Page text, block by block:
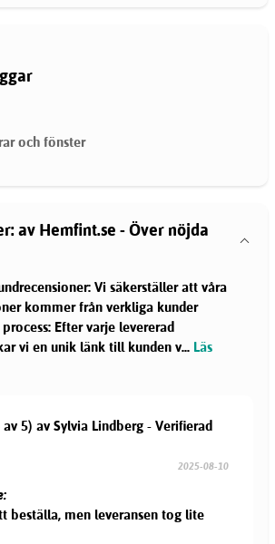
och fönster
av Hemfint.se - Över nöjda
Vi säkerställer att våra
kommer från verkliga kunder
Efter varje levererad
vi en unik länk till kunden v... Läs
av 5) av Sylvia Lindberg - Verifierad
2025-08-10
beställa, men leveransen tog lite